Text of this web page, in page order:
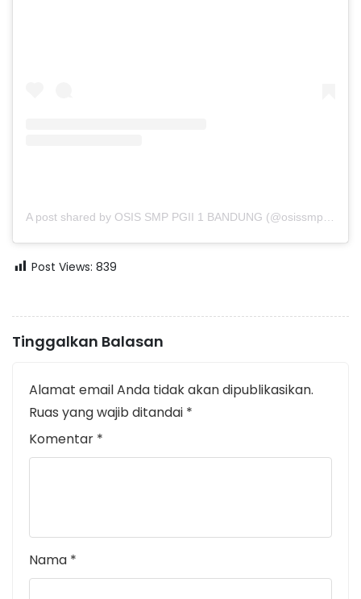
Post Views: 839
Tinggalkan Balasan
Alamat email Anda tidak akan dipublikasikan.
Ruas yang wajib ditandai *
Komentar *
Nama *